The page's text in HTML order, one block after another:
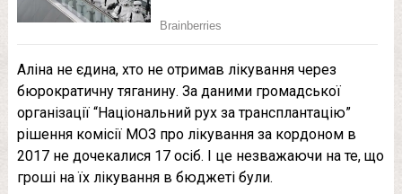
Аліна не єдина, хто не отримав лікування через
бюрократичну тяганину. За даними громадської
організації “Національний рух за трансплантацію”
рішення комісії МОЗ про лікування за кордоном в
2017 не дочекалися 17 осіб. І це незважаючи на те, що
гроші на їх лікування в бюджеті були.